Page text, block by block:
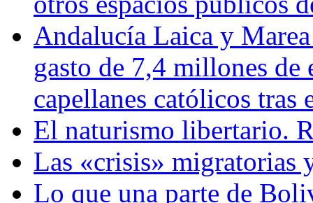
Andalucía Laica y
gasto de 7,4 millones de
capellanes católicos
El naturismo libertario.
Las «crisis» migratorias
Lo que una parte de